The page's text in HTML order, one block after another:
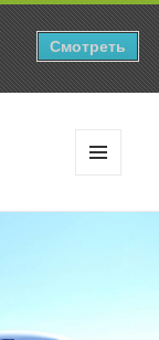
Смотреть